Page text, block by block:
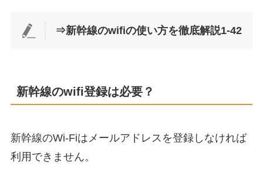
⇒新幹線のwifiの使い方を徹底解説1-42
新幹線のwifi登録は必要？
新幹線のWi-Fiはメールアドレスを登録しなければ
利用できません。